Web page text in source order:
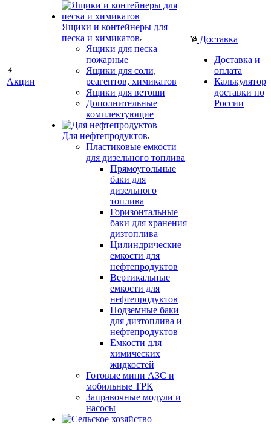
Акции
Ящики и контейнеры для
песка и химикатов
Ящики для песка
пожарные
Ящики для соли,
реагентов, химикатов
Ящики для ветоши
Дополнительные
комплектующие
Для нефтепродуктов
Пластиковые емкости
для дизельного топлива
Прямоугольные
баки для
дизельного
топлива
Горизонтальные
баки для хранения
дизтоплива
Цилиндрические
емкости для
нефтепродуктов
Вертикальные
емкости для
нефтепродуктов
Подземные баки
для дизтоплива и
нефтепродуктов
Емкости для
химических
жидкостей
Готовые мини АЗС и
мобильные ТРК
Заправочные модули и
насосы
Доставка
Доставка и
оплата
Калькулятор
доставки по
России